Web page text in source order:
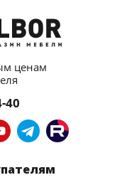
ценам
40